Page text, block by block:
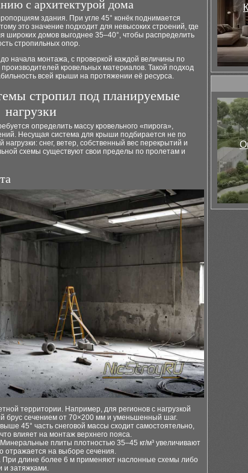
с архитектурой дома
здания. При угле 45° конёк поднимается
это значение подходит для невысоких строений, где
широких домов выгоднее 35–40°, чтобы распределить
стропильных опор.
начала монтажа, с проверкой каждой величины по
кровельных материалов. Такой подход
всей крыши на протяжении её ресурса.
стропил под планируемые
нагрузки
определить массу кровельного «пирога»,
Несущая система для крыши подбирается не по
снег, ветер, собственный вес перекрытий и
схемы существуют свои пределы по пролетам и
территории. Например, для регионов с нагрузкой
брус сечением от 70×200 мм и уменьшенный шаг.
45° часть снеговой массы сходит самостоятельно,
влияет на монтаж верхнего пояса.
плиты плотностью 35–45 кг/м³ увеличивают
отражается на выборе сечения.
длине более 6 м применяют наслонные схемы либо
и затяжками.